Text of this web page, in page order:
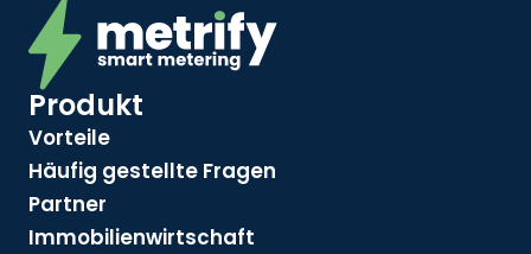
Produkt
Vorteile
Häufig gestellte Fragen
Partner
Immobilienwirtschaft